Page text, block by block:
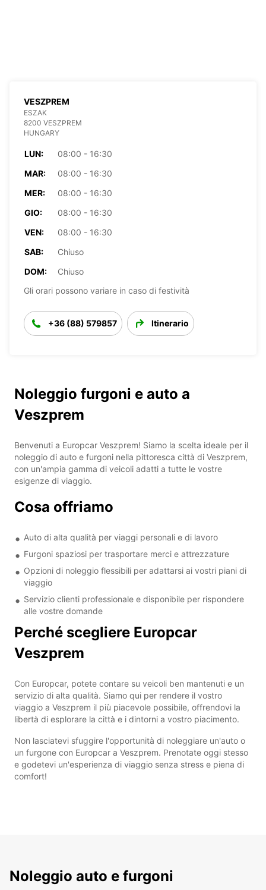
VESZPREM
ESZAK
8200 VESZPREM
HUNGARY
LUN:
08:00 - 16:30
MAR:
08:00 - 16:30
MER:
08:00 - 16:30
GIO:
08:00 - 16:30
VEN:
08:00 - 16:30
SAB:
Chiuso
DOM:
Chiuso
Gli orari possono variare in caso di festività
+36 (88) 579857 Itinerario
Noleggio furgoni e auto a
Veszprem
Benvenuti a Europcar Veszprem! Siamo la scelta ideale per il
noleggio di auto e furgoni nella pittoresca città di Veszprem,
con un'ampia gamma di veicoli adatti a tutte le vostre
esigenze di viaggio.
Cosa offriamo
Auto di alta qualità per viaggi personali e di lavoro
Furgoni spaziosi per trasportare merci e attrezzature
Opzioni di noleggio flessibili per adattarsi ai vostri piani di
viaggio
Servizio clienti professionale e disponibile per rispondere
alle vostre domande
Perché scegliere Europcar
Veszprem
Con Europcar, potete contare su veicoli ben mantenuti e un
servizio di alta qualità. Siamo qui per rendere il vostro
viaggio a Veszprem il più piacevole possibile, offrendovi la
libertà di esplorare la città e i dintorni a vostro piacimento.
Non lasciatevi sfuggire l'opportunità di noleggiare un'auto o
un furgone con Europcar a Veszprem. Prenotate oggi stesso
e godetevi un'esperienza di viaggio senza stress e piena di
comfort!
Noleggio auto e furgoni